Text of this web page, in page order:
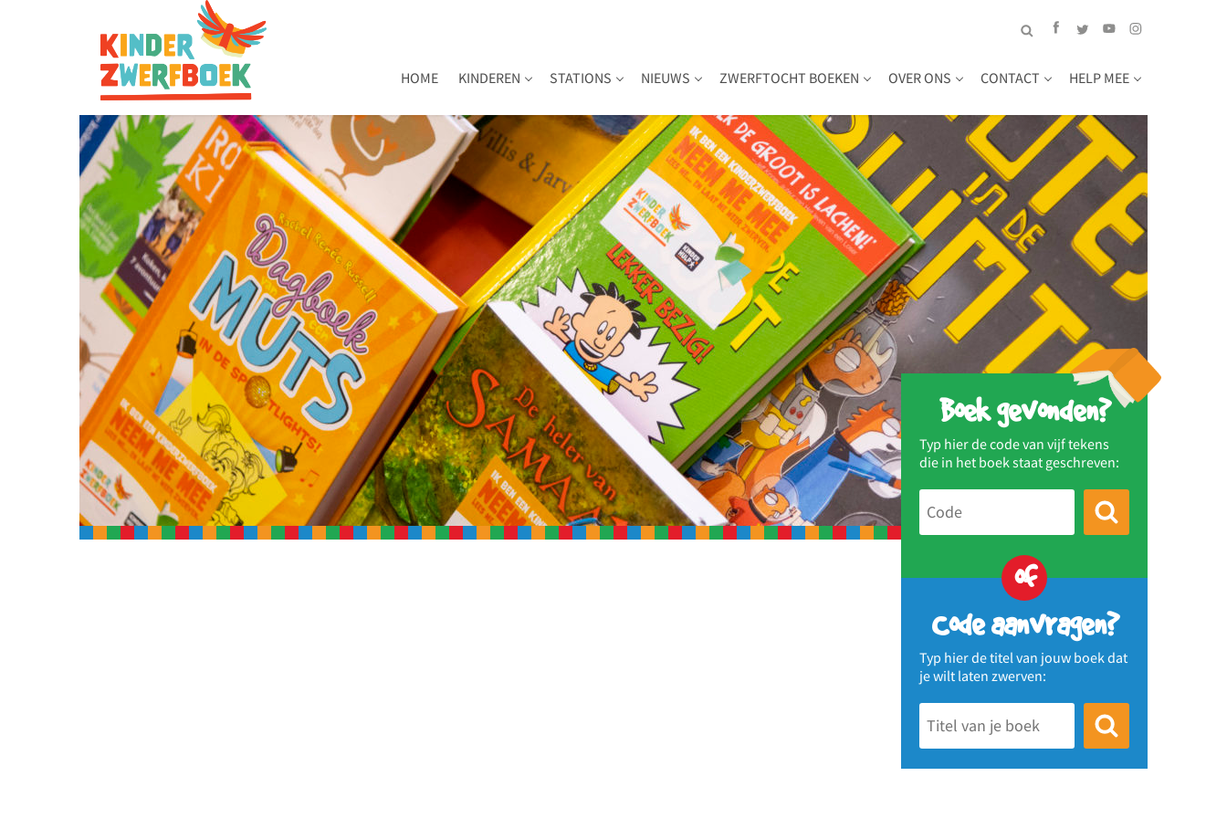
HOME KINDEREN STATIONS NIEUWS ZWERFTOCHT BOEKEN OVER ONS CONTACT HELP MEE
Boek gevonden?
Typ hier de code van vijf tekens
die in het boek staat geschreven:
of
Code aanvragen?
Typ hier de titel van jouw boek dat
je wilt laten zwerven: